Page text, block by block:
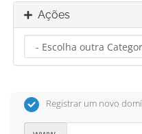
Ações
Registrar um novo